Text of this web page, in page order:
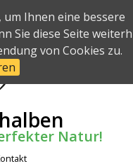
um Ihnen eine bessere
Sie diese Seite
von Cookies zu.
Natur!